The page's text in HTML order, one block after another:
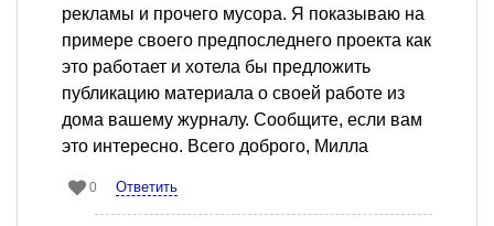
рекламы и прочего мусора. Я показываю на
примере своего предпоследнего проекта как
это работает и хотела бы предложить
публикацию материала о своей работе из
дома вашему журналу. Сообщите, если вам
это интересно. Всего доброго, Милла
0 Ответить